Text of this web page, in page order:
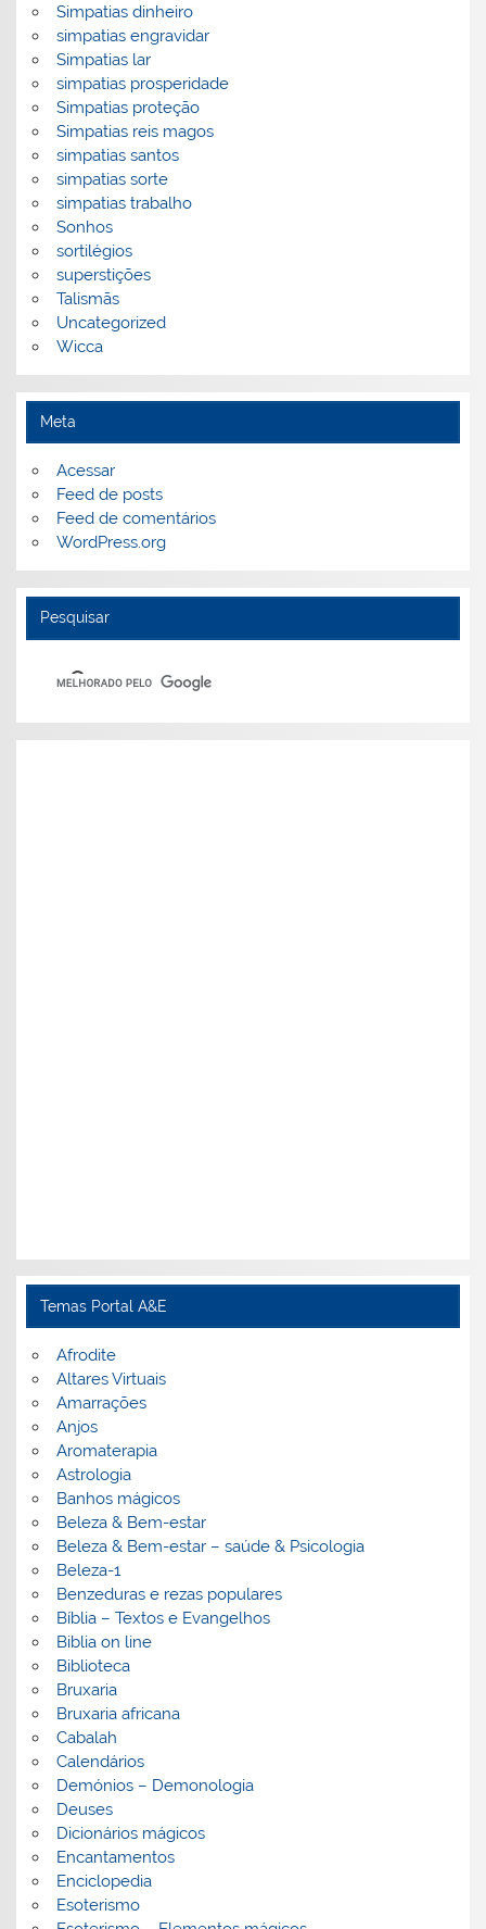
Simpatias dinheiro
simpatias engravidar
Simpatias lar
simpatias prosperidade
Simpatias proteção
Simpatias reis magos
simpatias santos
simpatias sorte
simpatias trabalho
Sonhos
sortilégios
superstições
Talismãs
Uncategorized
Wicca
Meta
Acessar
Feed de posts
Feed de comentários
WordPress.org
Pesquisar
Temas Portal A&E
Afrodite
Altares Virtuais
Amarrações
Anjos
Aromaterapia
Astrologia
Banhos mágicos
Beleza & Bem-estar
Beleza & Bem-estar – saúde & Psicologia
Beleza-1
Benzeduras e rezas populares
Bíblia – Textos e Evangelhos
Biblia on line
Biblioteca
Bruxaria
Bruxaria africana
Cabalah
Calendários
Demónios – Demonologia
Deuses
Dicionários mágicos
Encantamentos
Enciclopedia
Esoterismo